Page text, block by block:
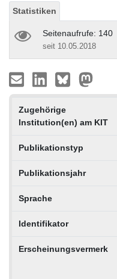
Statistiken
Seitenaufrufe: 140
seit 10.05.2018
Zugehörige
Institution(en) am KIT
Publikationstyp
Publikationsjahr
Sprache
Identifikator
Erscheinungsvermerk